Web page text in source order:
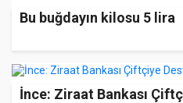
Bu buğdayın kilosu 5 lira
İnce: Ziraat Bankası